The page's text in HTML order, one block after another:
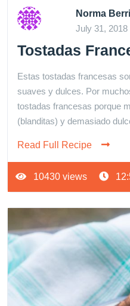
Norma
July 31, 2018
Tostadas
Estas tostadas francesas
suaves y dulces. Por
tostadas francesas porque
(blanditas) y demasiado
Read Full Recipe
10430 views